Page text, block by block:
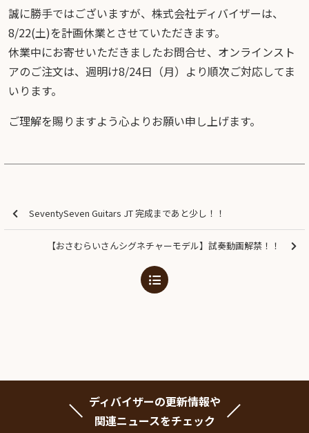
誠に勝手ではございますが、株式会社ディバイザーは、
8/22(土)を計画休業とさせていただきます。
休業中にお寄せいただきましたお問合せ、オンラインスト
アのご注文は、週明け8/24日（月）より順次ご対応してま
いります。
ご理解を賜りますよう心よりお願い申し上げます。
SeventySeven Guitars JT 完成まであと少し！！
【おさむらいさんシグネチャーモデル】試奏動画解禁！！
ディバイザーの更新情報や
関連ニュースをチェック